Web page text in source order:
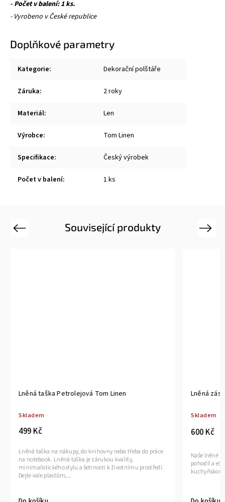
- Počet v balení: 1 ks.
- Vyrobeno v České republice
Doplňkové parametry
Kategorie: Dekorační polštáře
Záruka: 2 roky
Materiál: Len
Výrobce: Tom Linen
Specifikace: Český výrobek
Počet v balení: 1 ks
Související produkty
Previous
Lněná taška Petrolejová Tom Linen
Skladem
499 Kč
Lněná taška na nákupy, do knihovny nebo třeba do práce
na notebook. Lněná taška je zárukou kvality,
minimalistického stylu a šetrnosti k životnímu prostředí.
Dejte vale plastům,...
Lněná
Skladem
600 Kč
Naše lněné
pohodlí a
kuchyňskou
Next